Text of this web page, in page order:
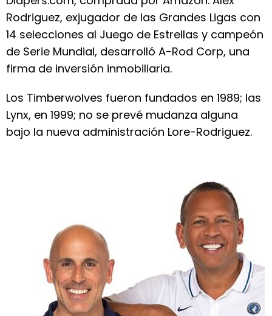
Rodriguez, exjugador de las Grandes Ligas con
14 selecciones al Juego de Estrellas y campeón
de Serie Mundial, desarrolló A-Rod Corp, una
firma de inversión inmobiliaria.
Los Timberwolves fueron fundados en 1989; las
Lynx, en 1999; no se prevé mudanza alguna
bajo la nueva administración Lore-Rodriguez.